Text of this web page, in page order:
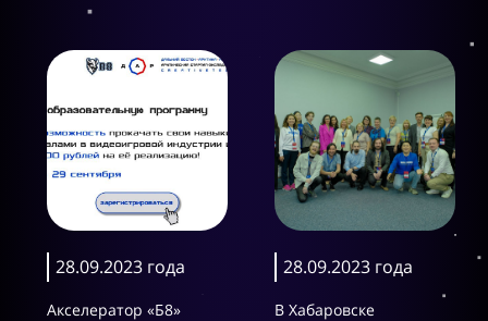
28.09.2023 года
Акселератор «Б8»
28.09.2023 года
В Хабаровске